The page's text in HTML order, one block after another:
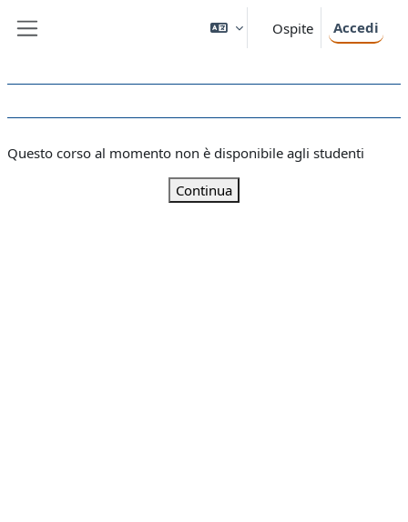
Ospite Accedi
Questo corso al momento non è disponibile agli studenti
Continua